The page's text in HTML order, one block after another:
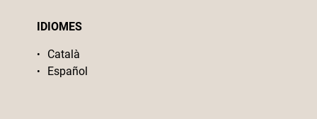
IDIOMES
Català
Español